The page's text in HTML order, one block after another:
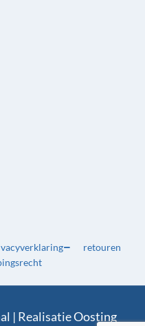
retouren
| RealisatieOosting